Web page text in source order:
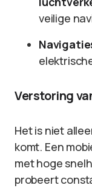
veilige
Verstoring
Het is niet
komt. Een
met hoge
probeert